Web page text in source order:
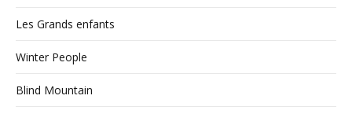
Les Grands enfants
Winter People
Blind Mountain